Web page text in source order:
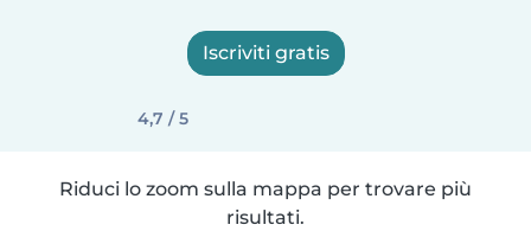
Iscriviti gratis
4,7 / 5
Riduci lo zoom sulla mappa per trovare più
risultati.